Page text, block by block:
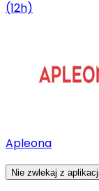
(12h)
Apleona
Nie zwlekaj z